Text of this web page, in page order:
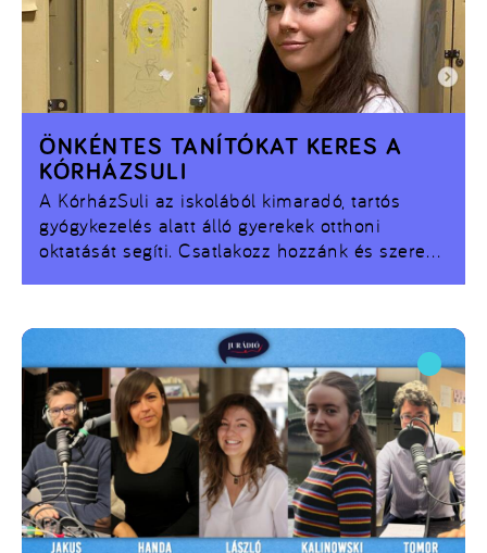
A KórházSuli az iskolából kimaradó, tartós
gyógykezelés alatt álló gyerekek otthoni
oktatását segíti. Csatlakozz hozzánk és szerezz
ÖNKÉNTES TANÍTÓKAT KERES A
KÓRHÁZSULI